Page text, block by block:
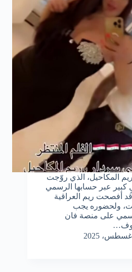
المكاحيل، الذي روّجت
كبير عبر حسابها الرسمي
أفصحت ريم العراقية
ولحضوره يجب
على منصة فان